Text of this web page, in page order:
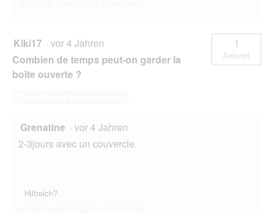
Kiki17 · vor 4 Jahren
Combien de temps peut-on garder la
boîte ouverte ?
1
Antwort
Grenatine · vor 4 Jahren
2-3jours avec un couvercle.
Hilfreich?